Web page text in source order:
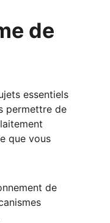
de
essentiels
permettre de
que vous
de